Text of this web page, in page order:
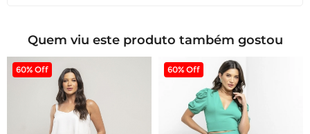
Quem viu este produto também gostou
60% Off 60% Off